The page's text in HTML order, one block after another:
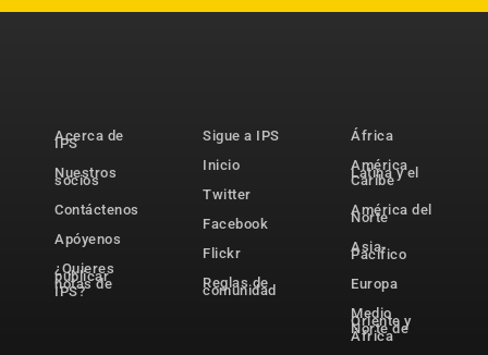
Acerca de
IPS
Nuestros
socios
Contáctenos
Apóyenos
¿Quieres
publicar
notas de
IPS?
Sigue a IPS
Inicio
Twitter
Facebook
Flickr
Reglas de
comunidad
África
América
Latina y el
Caribe
América del
Norte
Asia-
Pacífico
Europa
Medio
Oriente y
Norte de
África